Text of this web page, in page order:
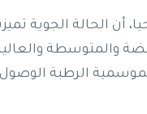
أن الحالة الجوية
والمتوسطة
الرطبة